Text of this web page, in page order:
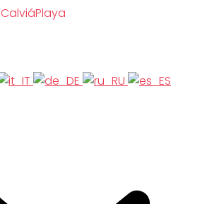
CalviáPlaya